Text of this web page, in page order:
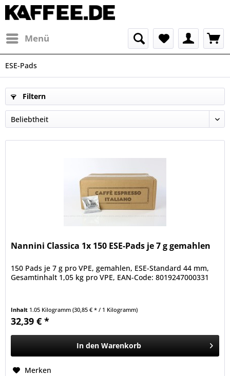
Menü
ESE-Pads
Filtern
Nannini Classica 1x 150 ESE-Pads je 7 g gemahlen
150 Pads je 7 g pro VPE, gemahlen, ESE-Standard 44 mm,
Gesamtinhalt 1,05 kg pro VPE, EAN-Code: 8019247000331
Inhalt 1.05 Kilogramm(30,85 € * / 1 Kilogramm)
32,39 € *
In den Warenkorb
Merken